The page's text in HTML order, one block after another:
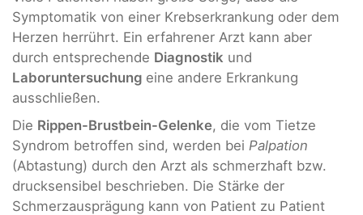
Symptomatik von einer Krebserkrankung oder dem
Herzen herrührt. Ein erfahrener Arzt kann aber
durch entsprechende Diagnostik und
Laboruntersuchung eine andere Erkrankung
ausschließen.
Die Rippen-Brustbein-Gelenke, die vom Tietze
Syndrom betroffen sind, werden bei Palpation
(Abtastung) durch den Arzt als schmerzhaft bzw.
drucksensibel beschrieben. Die Stärke der
Schmerzausprägung kann von Patient zu Patient